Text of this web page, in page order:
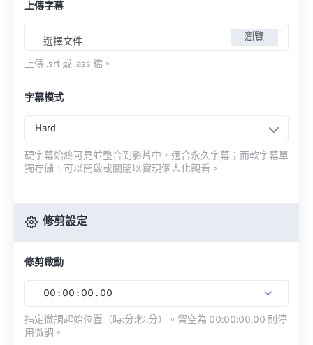
上傳字幕
選擇文件 瀏覽
上傳 .srt 或 .ass 檔。
字幕模式
Hard
硬字幕始終可見並整合到影片中，適合永久字幕；而軟字幕單
獨存儲，可以開啟或關閉以實現個人化觀看。
修剪設定
修剪啟動
00 : 00 : 00 . 00
指定微調起始位置（時:分:秒.分）。留空為 00:00:00.00 則停
用微調。